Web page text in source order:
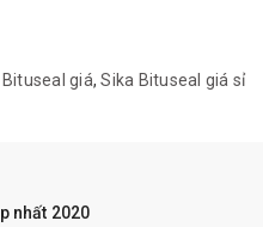
giá,Sika Bituseal giá sỉ
nhất 2020